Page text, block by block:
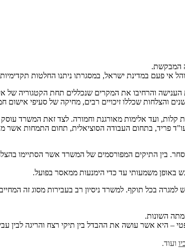
המבקשת.
אי פעם במדינת ישראל, במסגרתו ניתנו החלטות
והרחיבו את המקרים שנכללים תחת הקטגוריה של
והצלחות שכללו זיכויים רבים, מחיקה של סעיפי אישום
ועד אלימות מאורגנת וחמורה. לצד זאת המשרד עוסק
עו"ד פריד, בתחום העבודה הסוציאלית, תחום התמחות
בין התיקים המפורסמים של המשרד אשר הסתיימו
באופן משמעותי עד כדי הימנעות ממאסר בפועל.
בכל תוקף. למשרד ניסיון רב בעבירות מסוג זה
השונות.
– היא אשר עושה את ההבדל בין תיקי רצח והריגה לבין
ועוד.